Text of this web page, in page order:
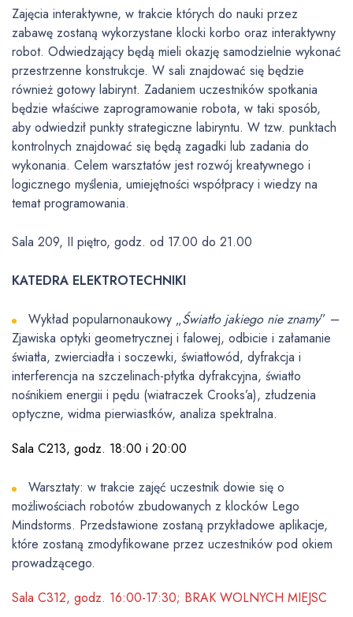
Zajęcia interaktywne, w trakcie których do nauki przez
zabawę zostaną wykorzystane klocki korbo oraz interaktywny
robot. Odwiedzający będą mieli okazję samodzielnie wykonać
przestrzenne konstrukcje. W sali znajdować się będzie
również gotowy labirynt. Zadaniem uczestników spotkania
będzie właściwe zaprogramowanie robota, w taki sposób,
aby odwiedził punkty strategiczne labiryntu. W tzw. punktach
kontrolnych znajdować się będą zagadki lub zadania do
wykonania. Celem warsztatów jest rozwój kreatywnego i
logicznego myślenia, umiejętności współpracy i wiedzy na
temat programowania.
Sala 209, II piętro, godz. od 17.00 do 21.00
KATEDRA ELEKTROTECHNIKI
Wykład popularnonaukowy „Światło jakiego nie znamy” –
Zjawiska optyki geometrycznej i falowej, odbicie i załamanie
światła, zwierciadła i soczewki, światłowód, dyfrakcja i
interferencja na szczelinach-płytka dyfrakcyjna, światło
nośnikiem energii i pędu (wiatraczek Crooks’a), złudzenia
optyczne, widma pierwiastków, analiza spektralna.
Sala C213, godz. 18:00 i 20:00
Warsztaty: w trakcie zajęć uczestnik dowie się o
możliwościach robotów zbudowanych z klocków Lego
Mindstorms. Przedstawione zostaną przykładowe aplikacje,
które zostaną zmodyfikowane przez uczestników pod okiem
prowadzącego.
Sala C312, godz. 16:00-17:30; BRAK WOLNYCH MIEJSC